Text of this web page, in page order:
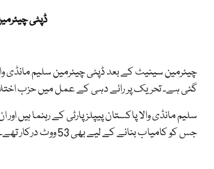
ڈپٹی
چیئرمین سینیٹ کے بعد ڈپٹی چیئرمین سلیم مانڈی
گئی ہے۔ تحریک پر رائے دہی کے عمل میں حزب
سلیم مانڈی والا پاکستان پیپلزپارٹی کے رہنما
جس کو کامیاب بنانے کے لیے بھی 53 ووٹ درکار تھے۔